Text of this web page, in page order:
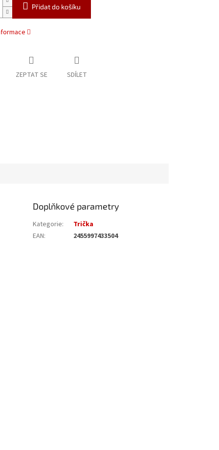
Přidat do košíku
ZEPTAT SE SDÍLET
Doplňkové parametry
Kategorie:
Trička
EAN: 2455997433504